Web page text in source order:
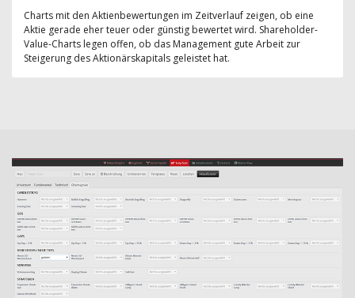
Charts mit den Aktienbewertungen im Zeitverlauf zeigen, ob eine
Aktie gerade eher teuer oder günstig bewertet wird. Shareholder-
Value-Charts legen offen, ob das Management gute Arbeit zur
Steigerung des Aktionärskapitals geleistet hat.